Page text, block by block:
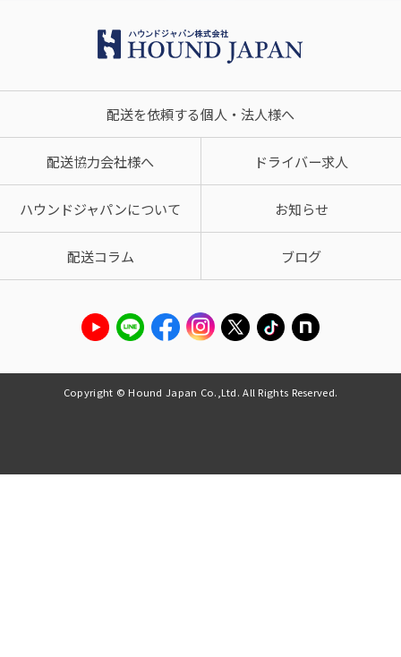
配送を依頼する個人・法人様へ
配送協力会社様へ ドライバー求人
ハウンドジャパンについて お知らせ
配送コラム ブログ
Copyright © Hound Japan Co.,Ltd. All Rights Reserved.